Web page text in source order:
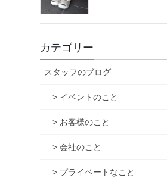
カテゴリー
スタッフのブログ
> イベントのこと
> お客様のこと
> 会社のこと
> プライベートなこと